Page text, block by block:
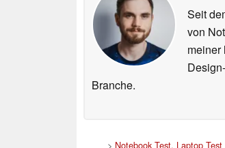
Seit
von
meiner
Branche.
> Notebook Test, Laptop